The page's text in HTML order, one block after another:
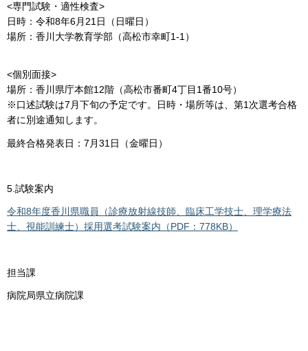
<専門試験・適性検査>
日時：令和8年6月21日（日曜日）
場所：香川大学教育学部（高松市幸町1-1）
<個別面接>
場所：香川県庁本館12階（高松市番町4丁目1番10号）
※口述試験は7月下旬の予定です。日時・場所等は、第1次選考合格
者に別途通知します。
最終合格発表日：7月31日（金曜日）
5.試験案内
令和8年度香川県職員（診療放射線技師、臨床工学技士、理学療法
士、視能訓練士）採用選考試験案内（PDF：778KB）
担当課
病院局県立病院課